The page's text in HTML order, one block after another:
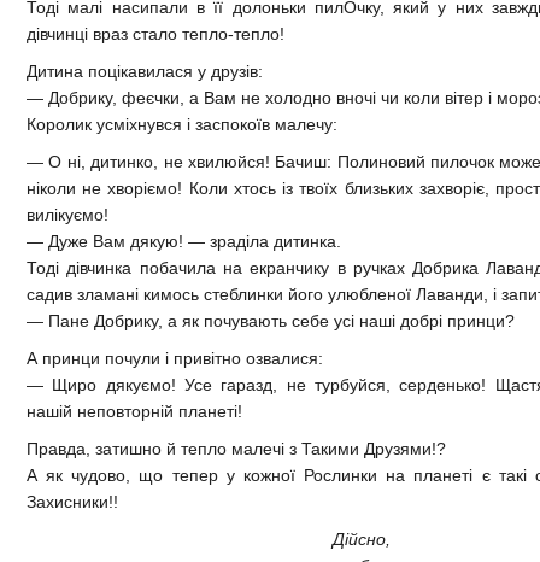
Тоді малі насипали в її долоньки пилОчку, який у них
дівчинці враз стало тепло-тепло!
Дитина поцікавилася у друзів:
— Добрику, феєчки, а Вам не холодно вночі чи коли вітер і
Королик усміхнувся і заспокоїв малечу:
— О ні, дитинко, не хвилюйся! Бачиш: Полиновий пилочок може
ніколи не хворіємо! Коли хтось із твоїх близьких захворіє,
вилікуємо!
— Дуже Вам дякую! — зраділа дитинка.
Тоді дівчинка побачила на екранчику в ручках Добрика
садив зламані кимось стеблинки його улюбленої Лаванди, і
— Пане Добрику, а як почувають себе усі наші добрі принци?
А принци почули і привітно озвалися:
— Щиро дякуємо! Усе гаразд, не турбуйся, серденько! Щастя
нашій неповторній планеті!
Правда, затишно й тепло малечі з Такими Друзями!?
А як чудово, що тепер у кожної Рослинки на планеті є такі
Захисники!!
Дійсно,